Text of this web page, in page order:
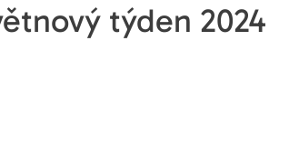
týden 2024